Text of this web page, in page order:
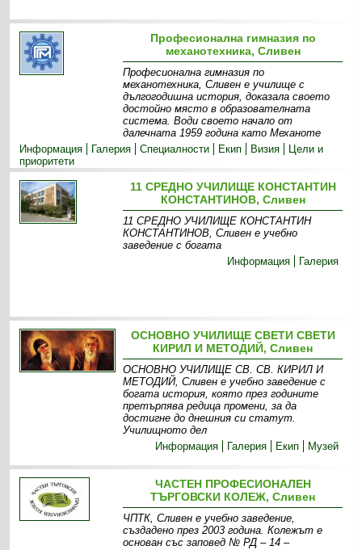
Професионална гимназия по
механотехника, Сливен
Професионална гимназия по
механотехника, Сливен е училище с
дългогодишна история, доказала своето
достойно място в образователната
система. Води своето начало от
далечната 1959 година като Механоте
Информация
Галерия Специалности Екип Визия
Цели и
приоритети
11 СРЕДНО УЧИЛИЩЕ КОНСТАНТИН
КОНСТАНТИНОВ, Сливен
11 СРЕДНО УЧИЛИЩЕ КОНСТАНТИН
КОНСТАНТИНОВ, Сливен е учебно
заведение с богата
Информация
Галерия
ОСНОВНО УЧИЛИЩЕ СВЕТИ СВЕТИ
КИРИЛ И МЕТОДИЙ, Сливен
ОСНОВНО УЧИЛИЩЕ СВ. СВ. КИРИЛ И
МЕТОДИЙ, Сливен е учебно заведение с
богата история, която през годините
претърпява редица промени, за да
достигне до днешния си статут.
Училищното дел
Информация
Галерия Екип Музей
ЧАСТЕН ПРОФЕСИОНАЛЕН
ТЪРГОВСКИ КОЛЕЖ, Сливен
ЧПТК, Сливен е учебно заведение,
създадено през 2003 година. Колежът е
основан със заповед № РД – 14 –